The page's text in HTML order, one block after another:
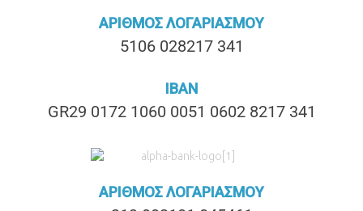
ΑΡΙΘΜΟΣ ΛΟΓΑΡΙΑΣΜΟΥ
5106 028217 341
IBAN
GR29 0172 1060 0051 0602 8217 341
ΑΡΙΘΜΟΣ ΛΟΓΑΡΙΑΣΜΟΥ